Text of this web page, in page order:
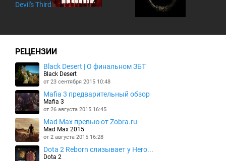
Devil's Third
РЕЦЕНЗИИ
Black Desert | О финальном ЗБТ
Black Desert
от 23 сентября 2015 10:48
Mafia 3 предварительный обзор
Mafia 3
от 26 августа 2015 16:45
Mad Max превью от Zobra.ru
Mad Max 2015
от 2 августа 2015 16:28
Dota 2 Reborn слизывает у Hero...
Dota 2